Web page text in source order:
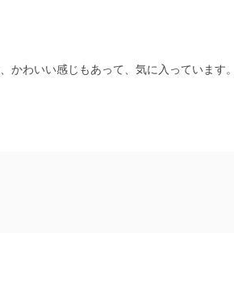
わいい感じもあって、気に入っています。